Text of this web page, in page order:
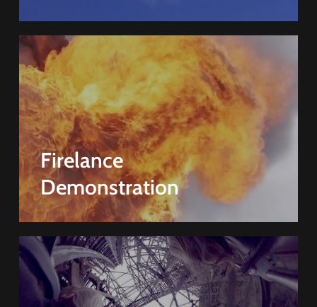
Firelance
Demonstration